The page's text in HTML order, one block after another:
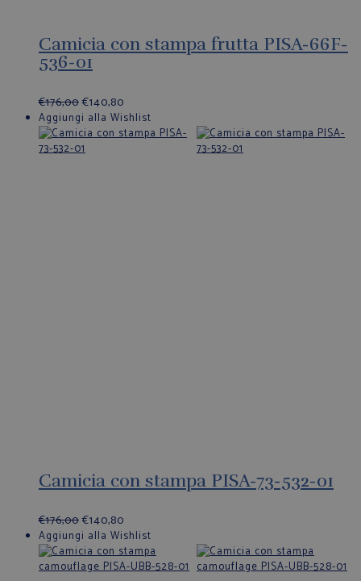
Camicia con stampa frutta PISA-66F-
536-01
€176,00€140,80
Aggiungi alla Wishlist
Camicia con stampa PISA-73-532-01
€176,00€140,80
Aggiungi alla Wishlist